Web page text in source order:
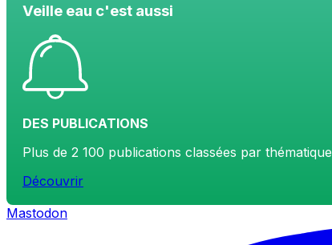
Veille eau c'est aussi
DES PUBLICATIONS
Plus de 2 100 publications classées par thématique
Découvrir
Mastodon